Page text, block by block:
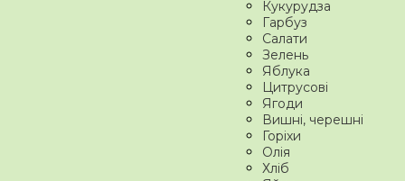
Кукурудза
Гарбуз
Салати
Зелень
Яблука
Цитрусові
Ягоди
Вишні, черешні
Горіхи
Олія
Хліб